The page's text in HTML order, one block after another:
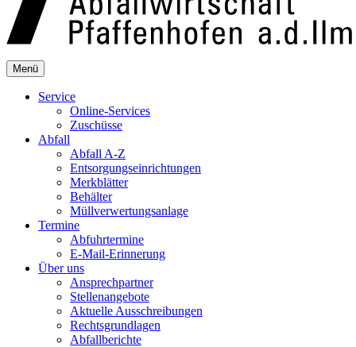
Menü
Service
Online-Services
Zuschüsse
Abfall
Abfall A-Z
Entsorgungseinrichtungen
Merkblätter
Behälter
Müllverwertungsanlage
Termine
Abfuhrtermine
E-Mail-Erinnerung
Über uns
Ansprechpartner
Stellenangebote
Aktuelle Ausschreibungen
Rechtsgrundlagen
Abfallberichte